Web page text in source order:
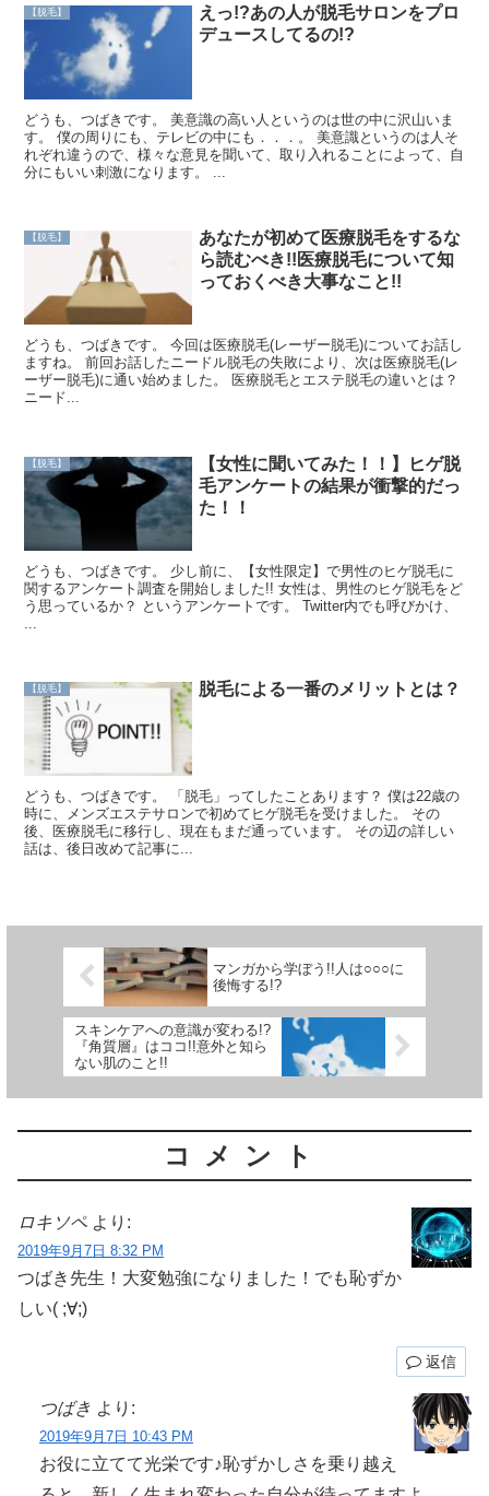
【脱毛】
えっ!?あの人が脱毛サロンをプロ
デュースしてるの!?
どうも、つばきです。 美意識の高い人というのは世の中に沢山いま
す。 僕の周りにも、テレビの中にも．．．。 美意識というのは人そ
れぞれ違うので、様々な意見を聞いて、取り入れることによって、自
分にもいい刺激になります。 ...
【脱毛】
あなたが初めて医療脱毛をするな
ら読むべき!!医療脱毛について知
っておくべき大事なこと!!
どうも、つばきです。 今回は医療脱毛(レーザー脱毛)についてお話し
ますね。 前回お話したニードル脱毛の失敗により、次は医療脱毛(レ
ーザー脱毛)に通い始めました。 医療脱毛とエステ脱毛の違いとは？
ニード...
【脱毛】
【女性に聞いてみた！！】ヒゲ脱
毛アンケートの結果が衝撃的だっ
た！！
どうも、つばきです。 少し前に、【女性限定】で男性のヒゲ脱毛に
関するアンケート調査を開始しました!! 女性は、男性のヒゲ脱毛をど
う思っているか？ というアンケートです。 Twitter内でも呼びかけ、
【脱毛】 脱毛による一番のメリットとは？
どうも、つばきです。 「脱毛」ってしたことあります？ 僕は22歳の
時に、メンズエステサロンで初めてヒゲ脱毛を受けました。 その
後、医療脱毛に移行し、現在もまだ通っています。 その辺の詳しい
話は、後日改めて記事に...
マンガから学ぼう!!人は○○○に
後悔する!?
スキンケアへの意識が変わる!?
『角質層』はココ!!意外と知ら
ない肌のこと!!
コメント
ロキソペ より:
2019年9月7日 8:32 PM
つばき先生！大変勉強になりました！でも恥ずか
しい( ;∀;)
返信
つばき より:
2019年9月7日 10:43 PM
お役に立てて光栄です♪恥ずかしさを乗り越え